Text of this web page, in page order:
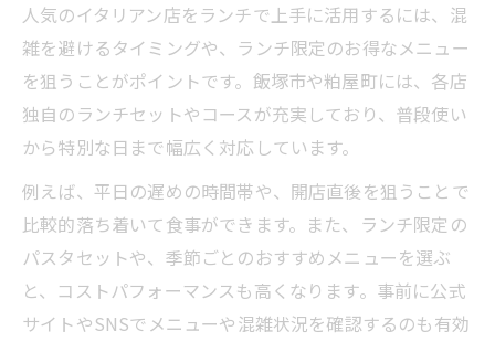
人気のイタリアン店をランチで上手に活用するには、混
雑を避けるタイミングや、ランチ限定のお得なメニュー
を狙うことがポイントです。飯塚市や粕屋町には、各店
独自のランチセットやコースが充実しており、普段使い
から特別な日まで幅広く対応しています。
例えば、平日の遅めの時間帯や、開店直後を狙うことで
比較的落ち着いて食事ができます。また、ランチ限定の
パスタセットや、季節ごとのおすすめメニューを選ぶ
と、コストパフォーマンスも高くなります。事前に公式
サイトやSNSでメニューや混雑状況を確認するのも有効